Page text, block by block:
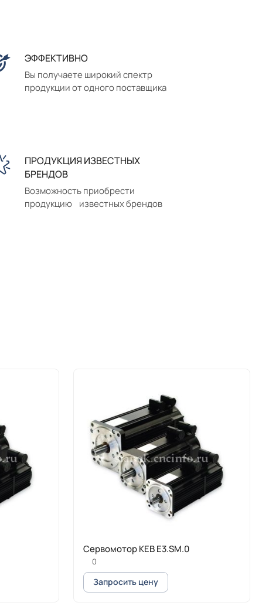
ЭФФЕКТИВНО
Вы получаете широкий спектр
продукции от одного поставщика
ПРОДУКЦИЯ ИЗВЕСТНЫХ
БРЕНДОВ
Возможность приобрести
продукцию известных брендов
Сервомотор KEB E3.SM.0
0
Запросить цену